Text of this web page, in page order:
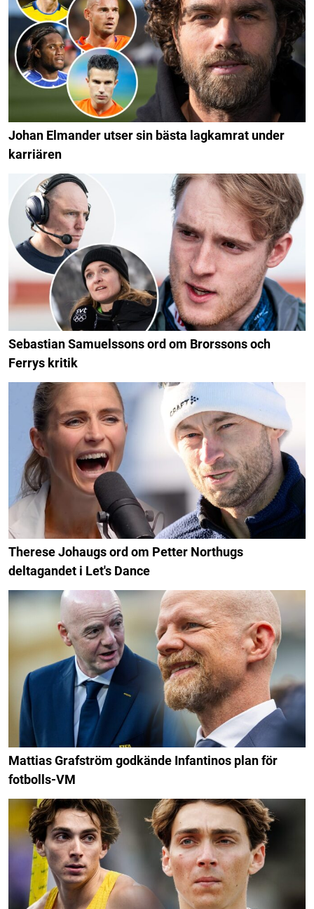
Johan Elmander utser sin bästa lagkamrat under
karriären
Sebastian Samuelssons ord om Brorssons och
Ferrys kritik
Therese Johaugs ord om Petter Northugs
deltagandet i Let's Dance
Mattias Grafström godkände Infantinos plan för
fotbolls-VM